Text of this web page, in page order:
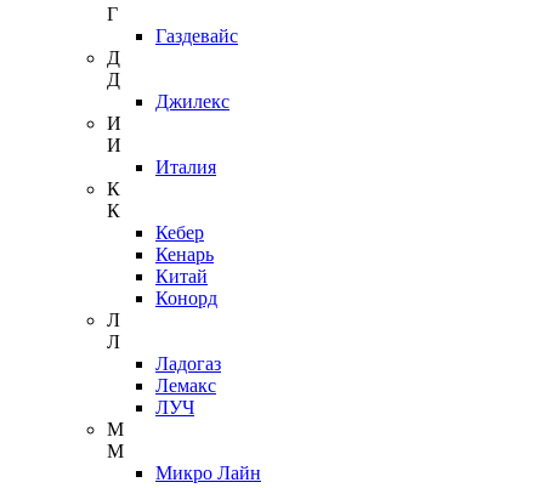
Г
Газдевайс
Д
Д
Джилекс
И
И
Италия
К
К
Кебер
Кенарь
Китай
Конорд
Л
Л
Ладогаз
Лемакс
ЛУЧ
М
М
Микро Лайн